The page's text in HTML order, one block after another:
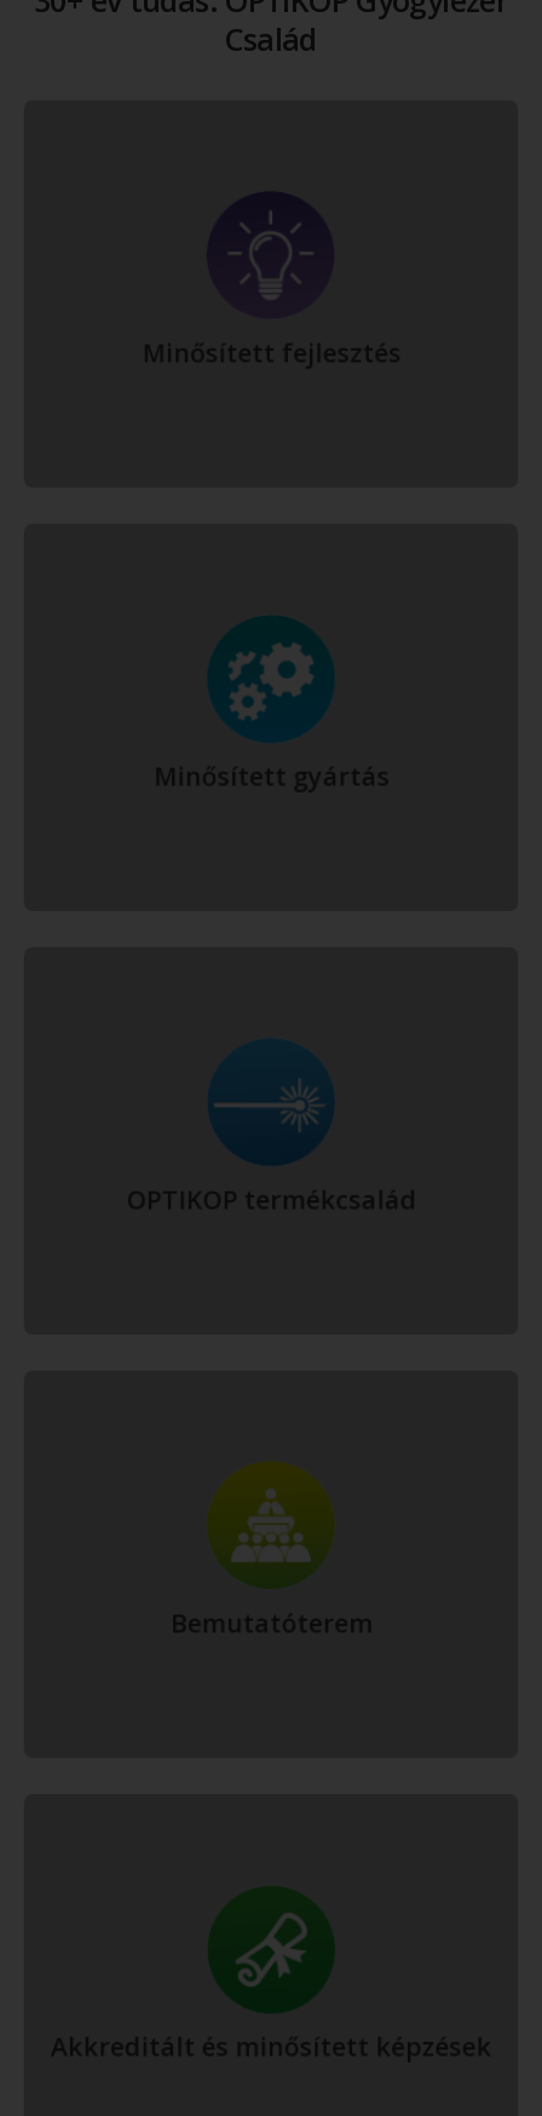
Család
Minősített fejlesztés
Fejlesztéseink során a felhasználói igényeket és nagy
tapasztalattal rendelkező orvosi támogatói csapatunktól érkező
visszajelzéseket építjük bele készülékeinkbe, felhasználva az
elérhető innovatív technológiákat és alapozva cégünk bő 30 éves
tapasztalatára.
Minősített gyártás
A Gyógylézer Család gyártási és fejlesztési folyamata az ISO 13485,
egészségügyi minőségbiztosítási szabvány keretei között folyik,
ami biztosítja az egyenletes, minden részletében ellenőrzött
gyártási minőséget, az esetleges hibák gyors, ellenőrzött javítását.
OPTIKOP termékcsalád
Kínálatunk az egyszerűbb és ezáltal olcsóbb kézi készülékektől
kezdve (OPTIKOP Basic) a komplett, akár sebészeti
beavatkozásokra is alkalmas lézer-kezelőrendszerekig (OPTIKOP
TriCombiLaser) terjed.
Bemutatóterem
Az OPTIKOP lézerek iránt érdeklődőket a hét minden napján
örömmel várjuk ügyfélszolgálatunkon nyitvatartási időben (8:00-
16:00 között), ahol lehetőség van készülékeink megtekintésére,
kipróbálására.
Akkreditált és minősített képzések
A Gyógylézer Család kiemelten fontosnak tartja, hogy a
lézerkészülékekkel együtt az eredményes kezeléshez szükséges
szaktudást is átadhassa Vevőinek. Ezért akkreditált tanfolyamokkal
állunk rendelkezésükre.